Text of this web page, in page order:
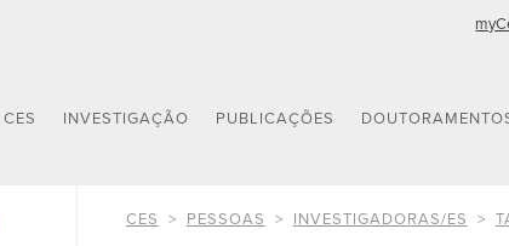
CES INVESTIGAÇÃO PUBLICAÇÕES
CES PESSOAS INVESTIGADORAS/ES